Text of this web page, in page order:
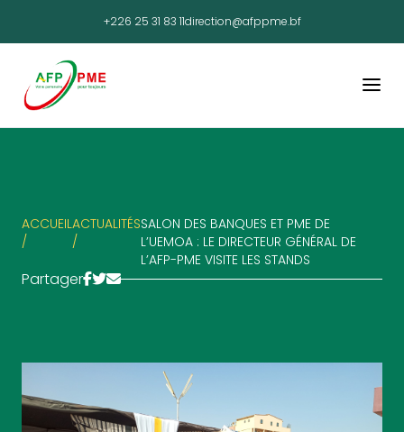
+226 25 31 83 11direction@afppme.bf
ACCUEIL
/
ACTUALITÉS
/
SALON DES BANQUES ET PME DE
L’UEMOA : LE DIRECTEUR GÉNÉRAL DE
L’AFP-PME VISITE LES STANDS
Partager